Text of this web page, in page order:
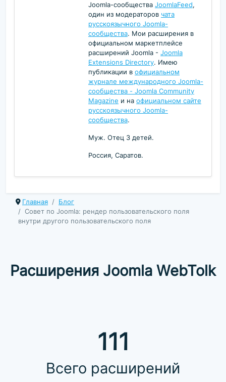
Joomla-сообщества JoomlaFeed,
один из модераторов чата
русскоязычного Joomla-
сообщества. Мои расширения в
официальном маркетплейсе
расширений Joomla - Joomla
Extensions Directory. Имею
публикации в официальном
журнале международного Joomla-
сообщества - Joomla Community
Magazine и на официальном сайте
русскоязычного Joomla-
сообщества.
Муж. Отец 3 детей.
Россия, Саратов.
Главная
Блог
Совет по Joomla: рендер пользовательского поля
внутри другого пользовательского поля
Расширения Joomla WebTolk
111
Всего расширений